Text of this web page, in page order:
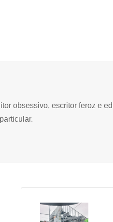
obsessivo, escritor feroz e